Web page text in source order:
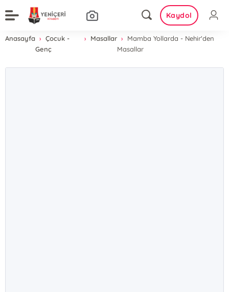
Kaydol
Anasayfa
Çocuk -
Genç
Masallar
Mamba Yollarda - Nehir'den
Masallar